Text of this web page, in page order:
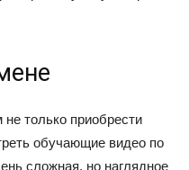
только приобрести
обучающие видео по
сложная, но наглядное